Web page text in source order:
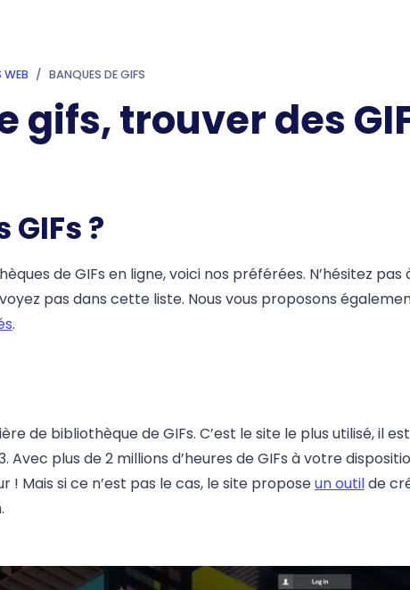
WEB BANQUES DE GIFS
gifs, trouver des
?
de GIFs en ligne, voici nos préférées. N’hésitez
pas dans cette liste. Nous vous proposons
.
de bibliothèque de GIFs. C’est le site le plus utilisé, il
Avec plus de 2 millions d’heures de GIFs à votre
Mais si ce n’est pas le cas, le site proposeun outilde